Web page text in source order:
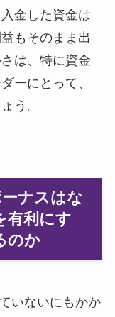
金した資金は
もそのまま出
は、特に資金
ーにとって、
う。
ナスはな
有利にす
のか
いないにもかか